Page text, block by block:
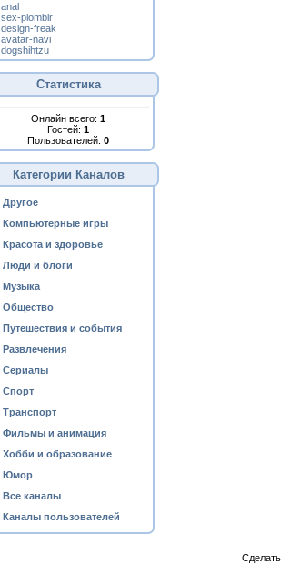
anal
sex-plombir
design-freak
avatar-navi
dogshihtzu
Статистика
Онлайн всего: 1
Гостей: 1
Пользователей: 0
Категории Каналов
Другое
Компьютерные игры
Красота и здоровье
Люди и блоги
Музыка
Общество
Путешествия и события
Развлечения
Сериалы
Спорт
Транспорт
Фильмы и анимация
Хобби и образование
Юмор
Все каналы
Каналы пользователей